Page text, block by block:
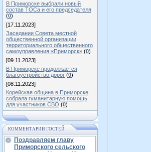
В Приморске выбрали новый
состав ТОСа и его председателя
(0)
[17.11.2023]
Заседании Совета местной
общественной организации
территориального общественного
самоуправления «Приморск» (0)
[09.11.2023]
В Приморске продолжается
благоустройство дорог (0)
[08.11.2023]
Корейская община в Приморске
собрала гуманитарную помощь
для участников СВО (0)
КОММЕНТАРИИ ГОСТЕЙ
Поздравляем главу
Приморского сельского